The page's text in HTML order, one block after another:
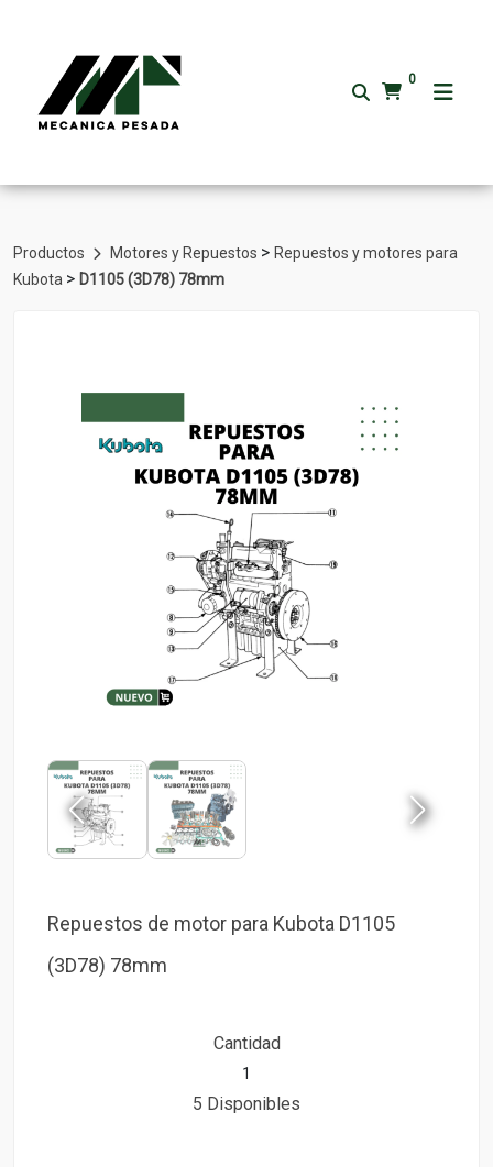
0
Productos Motores y Repuestos > Repuestos y motores para
Kubota > D1105 (3D78) 78mm
Repuestos de motor para Kubota D1105
(3D78) 78mm
Cantidad
5 Disponibles